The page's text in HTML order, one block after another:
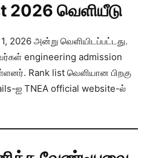
2026 வெளியீடு
2026 அன்று வெளியிடப்பட்டது.
engineering admission
Rank list வெளியான பிறகு
ஐ TNEA official website-ல்